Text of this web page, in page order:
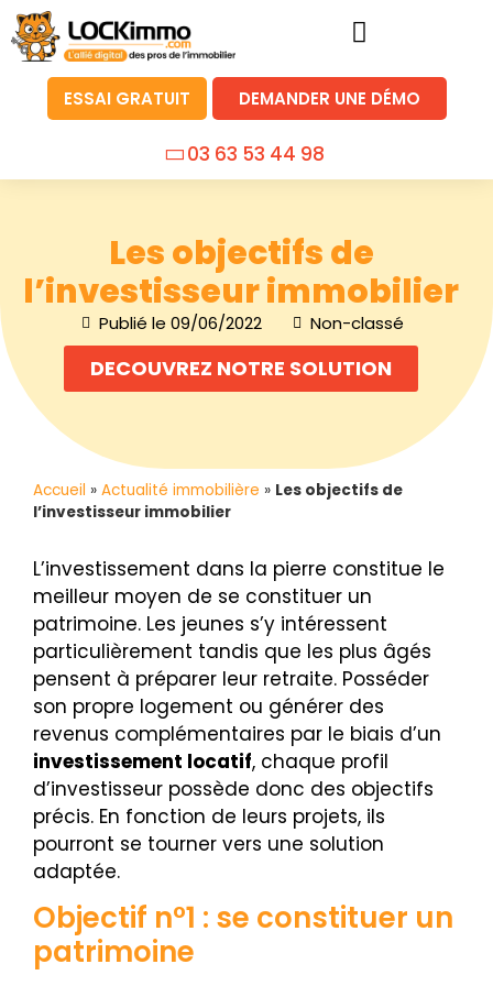
ESSAI GRATUIT DEMANDER UNE DÉMO
03 63 53 44 98
Les objectifs de
l’investisseur immobilier
Publié le 09/06/2022 Non-classé
DECOUVREZ NOTRE SOLUTION
Accueil » Actualité immobilière » Les objectifs de
l’investisseur immobilier
L’investissement dans la pierre constitue le
meilleur moyen de se constituer un
patrimoine. Les jeunes s’y intéressent
particulièrement tandis que les plus âgés
pensent à préparer leur retraite. Posséder
son propre logement ou générer des
revenus complémentaires par le biais d’un
investissement locatif, chaque profil
d’investisseur possède donc des objectifs
précis. En fonction de leurs projets, ils
pourront se tourner vers une solution
adaptée.
Objectif n°1 : se constituer un
patrimoine